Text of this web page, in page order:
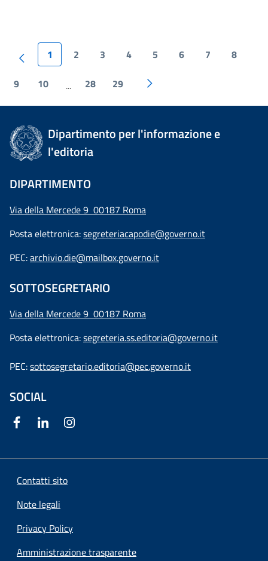
1 2 3 4 5 6 7 8
9 10 ... 28 29
Dipartimento per l'informazione e
l'editoria
DIPARTIMENTO
Via della Mercede 9 00187 Roma
Posta elettronica:segreteriacapodie@governo.it
PEC:archivio.die@mailbox.governo.it
SOTTOSEGRETARIO
Via della Mercede 9 00187 Roma
Posta elettronica:segreteria.ss.editoria@governo.it
PEC:sottosegretario.editoria@pec.governo.it
SOCIAL
Contatti sito
Note legali
Privacy Policy
Amministrazione trasparente